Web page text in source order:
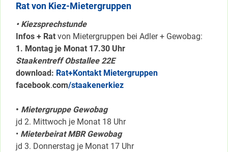
Rat von Kiez-Mietergruppen
• Kiezsprechstunde
Infos + Rat von Mietergruppen bei Adler + Gewobag:
1. Montag je Monat 17.30 Uhr
Staakentreff Obstallee 22E
download: Rat+Kontakt Mietergruppen
facebook.com/staakenerkiez
• Mietergruppe Gewobag
jd 2. Mittwoch je Monat 18 Uhr
• Mieterbeirat MBR Gewobag
jd 3. Donnerstag je Monat 17 Uhr